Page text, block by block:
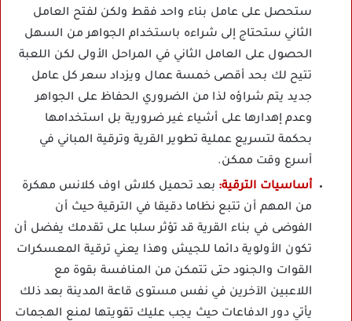
ستحصل على عامل بناء واحد فقط ولكن لفتح العامل
الثاني ستحتاج إلى شراءه باستخدام الجواهر من السهل
الحصول على العامل الثاني في المراحل الأولى لكن اللعبة
تتيح لك بحد أقصى خمسة عمال ويزداد سعر كل عامل
جديد يتم شراؤه لذا من الضروري الحفاظ على الجواهر
وعدم إهدارها على أشياء غير ضرورية بل استخدامها
بحكمة لتسريع عملية تطوير القرية وترقية المباني في
أسرع وقت ممكن.
أساسيات الترقية: بعد تحميل كلاش اوف كلانس مهكرة
من المهم أن تتبع نظاما دقيقا في الترقية حيث أن
الفوضى في بناء القرية قد تؤثر سلبا على تقدمك يفضل أن
تكون الأولوية دائما للجيش وهذا يعني ترقية المعسكرات
القوات والجنود حتى تتمكن من المنافسة بقوة مع
اللاعبين الآخرين في نفس مستوى قاعة المدينة بعد ذلك
يأتي دور الدفاعات حيث يجب عليك تقويتها لمنع الهجمات